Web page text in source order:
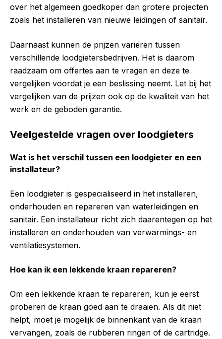
over het algemeen goedkoper dan grotere projecten
zoals het installeren van nieuwe leidingen of sanitair.
Daarnaast kunnen de prijzen variëren tussen
verschillende loodgietersbedrijven. Het is daarom
raadzaam om offertes aan te vragen en deze te
vergelijken voordat je een beslissing neemt. Let bij het
vergelijken van de prijzen ook op de kwaliteit van het
werk en de geboden garantie.
Veelgestelde vragen over loodgieters
Wat is het verschil tussen een loodgieter en een
installateur?
Een loodgieter is gespecialiseerd in het installeren,
onderhouden en repareren van waterleidingen en
sanitair. Een installateur richt zich daarentegen op het
installeren en onderhouden van verwarmings- en
ventilatiesystemen.
Hoe kan ik een lekkende kraan repareren?
Om een lekkende kraan te repareren, kun je eerst
proberen de kraan goed aan te draaien. Als dit niet
helpt, moet je mogelijk de binnenkant van de kraan
vervangen, zoals de rubberen ringen of de cartridge.